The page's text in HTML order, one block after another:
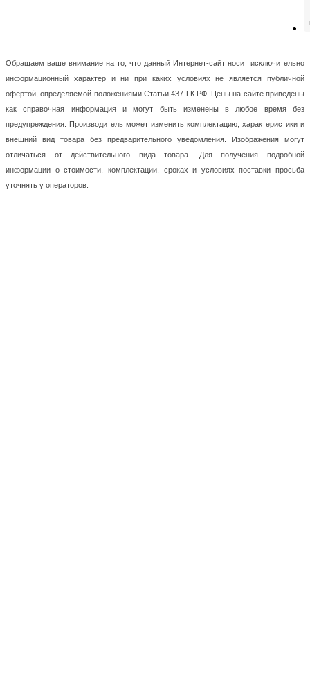
Обращаем ваше внимание на то, что данный Интернет-сайт носит исключительно
информационный характер и ни при каких условиях не является публичной
офертой, определяемой положениями Статьи 437 ГК РФ. Цены на сайте приведены
как справочная информация и могут быть изменены в любое время без
предупреждения. Производитель может изменить комплектацию, характеристики и
внешний вид товара без предварительного уведомления. Изображения могут
отличаться от действительного вида товара. Для получения подробной
информации о стоимости, комплектации, сроках и условиях поставки просьба
уточнять у операторов.